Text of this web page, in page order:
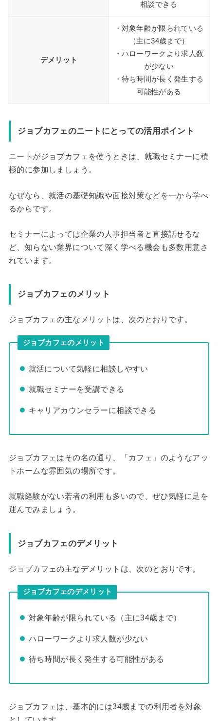
相談できる
デメリット
・対象年齢が限られている
（主に34歳まで）
・ハローワークより求人数
が少ない
・待ち時間が長く発生する
可能性がある
ジョブカフェのニートにとっての活用ポイント
ニートがジョブカフェを使うときは、就職セミナーに積
極的に参加しましょう。
なぜなら、就活の基礎知識や面接対策などを一から学べ
るからです。
セミナーによっては企業の人事担当者と直接話せるな
ど、知らない業界について深く学べる機会も多数用意さ
れています。
ジョブカフェのメリット
ジョブカフェの主なメリットは、次のとおりです。
ジョブカフェのメリット
就活について気軽に相談しやすい
就職セミナーを受講できる
キャリアカウンセラーに相談できる
ジョブカフェはその名の通り、「カフェ」のようなアッ
トホームな雰囲気の場所です。
就職経験がない若者の利用も多いので、ぜひ気軽に足を
運んでみましょう。
ジョブカフェのデメリット
ジョブカフェの主なデメリットは、次のとおりです。
ジョブカフェのデメリット
対象年齢が限られている（主に34歳まで）
ハローワークより求人数が少ない
待ち時間が長く発生する可能性がある
ジョブカフェは、基本的には34歳までの利用者を対象